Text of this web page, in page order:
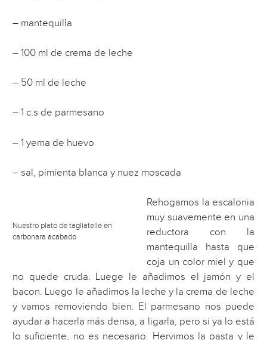
– mantequilla
– 100 ml de crema de leche
– 50 ml de leche
– 1 c.s de parmesano
– 1 yema de huevo
– sal, pimienta blanca y nuez moscada
Nuestro plato de tagliatelle en
carbonara acabado
Rehogamos la escalonia
muy suavemente en una
reductora con la
mantequilla hasta que
coja un color miel y que
no quede cruda. Luege le añadimos el jamón y el
bacon. Luego le añadimos la leche y la crema de leche
y vamos removiendo bien. El parmesano nos puede
ayudar a hacerla más densa, a ligarla, pero si ya lo está
lo suficiente, no es necesario. Hervimos la pasta y le